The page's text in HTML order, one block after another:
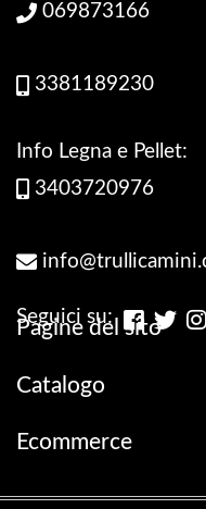
069873166
3381189230
Info Legna e Pellet:
3403720976
Seguici su:
Pagine del sito
Stufe, Termostufe e
Catalogo
Legna e Pellets
Ecommerce
Terms and Privacy